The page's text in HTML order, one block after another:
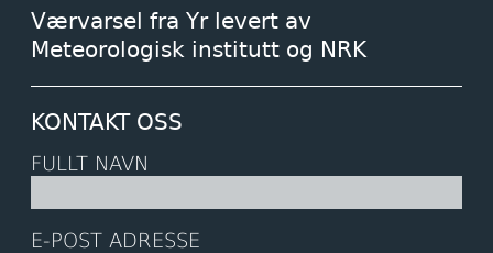
Værvarsel fra Yr levert av
Meteorologisk institutt og NRK
KONTAKT OSS
FULLT NAVN
E-POST ADRESSE